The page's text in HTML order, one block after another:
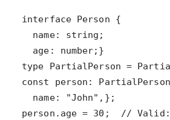
person.age = 30;  //